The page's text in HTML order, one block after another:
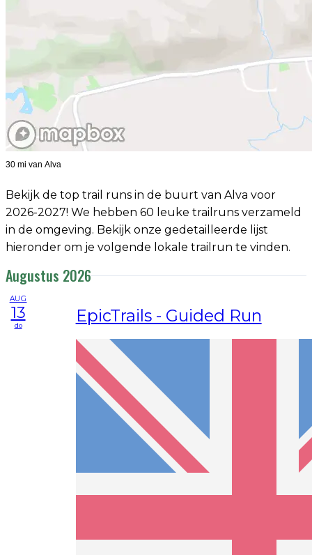
30 mi van Alva
Bekijk de top trail runs in de buurt van Alva voor
2026-2027! We hebben 60 leuke trailruns verzameld
in de omgeving. Bekijk onze gedetailleerde lijst
hieronder om je volgende lokale trailrun te vinden.
Augustus 2026
AUG
13
do EpicTrails - Guided Run